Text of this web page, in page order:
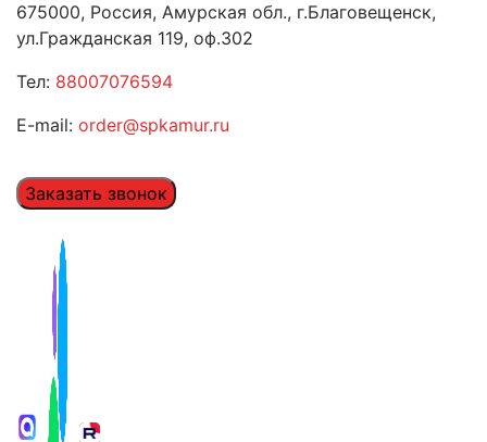
675000, Россия, Амурская обл., г.Благовещенск,
ул.Гражданская 119, оф.302
Тел: 88007076594
E-mail: order@spkamur.ru
Заказать звонок